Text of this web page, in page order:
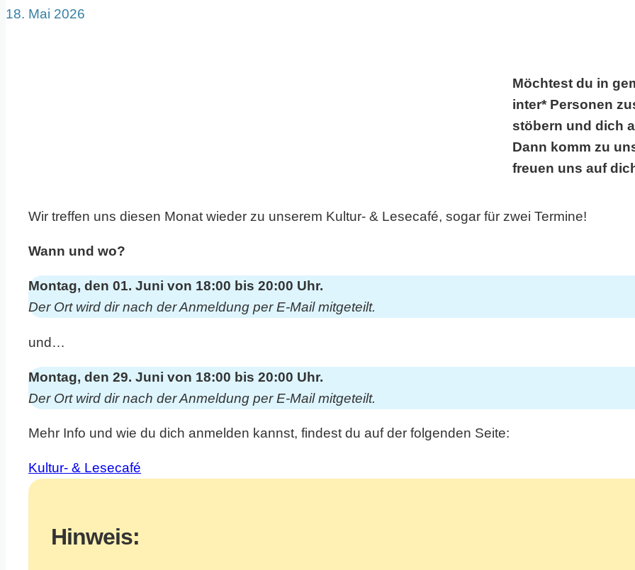
18. Mai 2026
Möchtest du in
inter* Personen
stöbern und dich
Dann komm zu
freuen uns auf
Wir treffen uns diesen Monat wieder zu unserem Kultur- & Lesecafé, sogar für zwei Termine!
Wann und wo?
Montag, den 01. Juni von 18:00 bis 20:00 Uhr.
Der Ort wird dir nach der Anmeldung per E-Mail mitgeteilt.
und…
Montag, den 29. Juni von 18:00 bis 20:00 Uhr.
Der Ort wird dir nach der Anmeldung per E-Mail mitgeteilt.
Mehr Info und wie du dich anmelden kannst, findest du auf der folgenden Seite:
Kultur- & Lesecafé
Hinweis: